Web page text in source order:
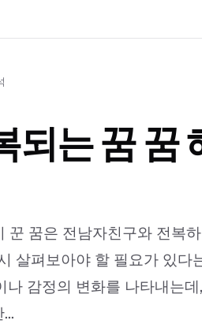
되는 꿈 꿈
꾼 꿈은 전남자친구와 전복
살펴보아야 할 필요가 있다
감정의 변화를 나타내는